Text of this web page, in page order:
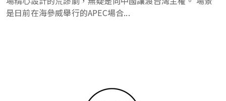
是日前在海參威舉行的APEC場合...